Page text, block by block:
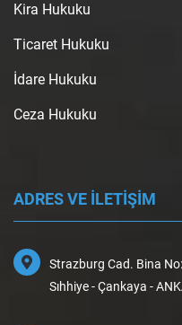
Kira Hukuku
Ticaret Hukuku
İdare Hukuku
Ceza Hukuku
ADRES VE İLETİŞİM
Strazburg Cad. Bina
Sıhhiye - Çankaya -